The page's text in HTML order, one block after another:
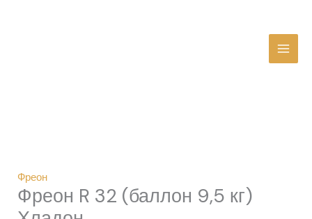
Фреон
Фреон R 32 (баллон 9,5 кг)
(баллон
9,5
кг)